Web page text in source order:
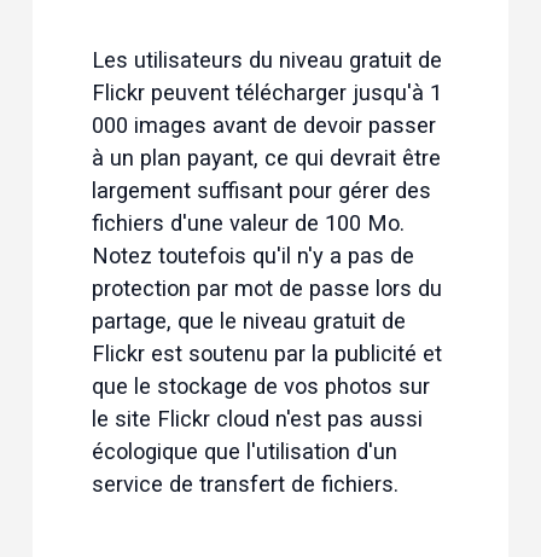
Les utilisateurs du niveau gratuit de
Flickr peuvent télécharger jusqu'à 1
000 images avant de devoir passer
à un plan payant, ce qui devrait être
largement suffisant pour gérer des
fichiers d'une valeur de 100 Mo.
Notez toutefois qu'il n'y a pas de
protection par mot de passe lors du
partage, que le niveau gratuit de
Flickr est soutenu par la publicité et
que le stockage de vos photos sur
le site Flickr cloud n'est pas aussi
écologique que l'utilisation d'un
service de transfert de fichiers.